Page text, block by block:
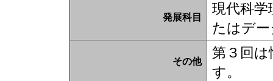
発展科目
現代科
たはデ
その他
第３回
す。